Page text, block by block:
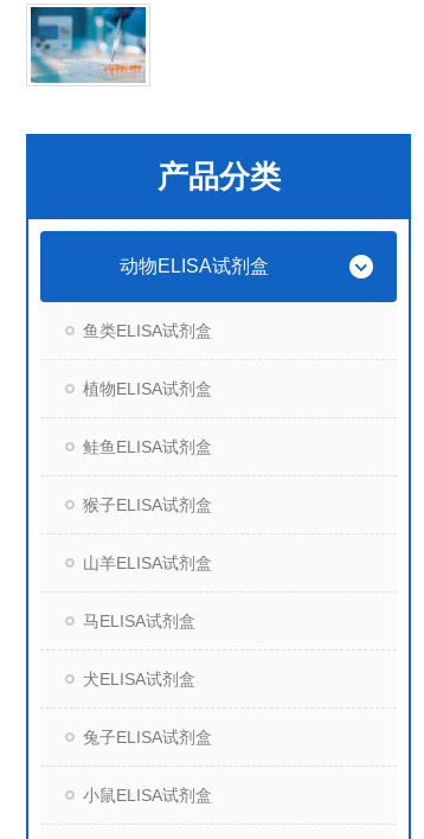
产品分类
动物ELISA试剂盒
鱼类ELISA试剂盒
植物ELISA试剂盒
鲑鱼ELISA试剂盒
猴子ELISA试剂盒
山羊ELISA试剂盒
马ELISA试剂盒
犬ELISA试剂盒
兔子ELISA试剂盒
小鼠ELISA试剂盒